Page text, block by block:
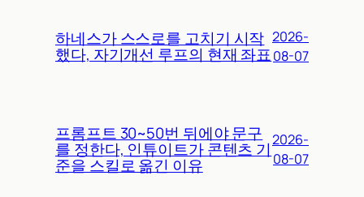
하네스가 스스로를 고치기 시작
했다, 자기개선 루프의 현재 좌표
2026-
08-07
프롬프트 30~50번 뒤에야 문구
를 정한다, 인튜이트가 콘텐츠 기
준을 스킬로 옮긴 이유
2026-
08-07